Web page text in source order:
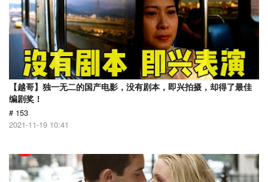
【越哥】独一无二的国产电影，没有剧本，即兴拍摄，却得了最佳
编剧奖！
# 153
2021-11-19 10:41